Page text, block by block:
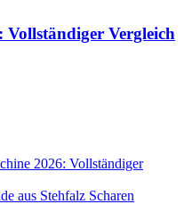
Vollständiger Vergleich
2026: Vollständiger
aus Stehfalz Scharen